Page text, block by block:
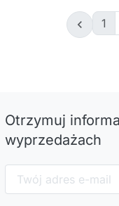
 1
Otrzymuj
wyprzedażach